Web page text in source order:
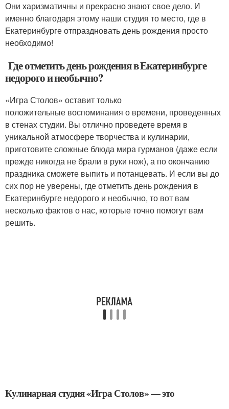
Они харизматичны и прекрасно знают свое дело. И
именно благодаря этому наши студия то место, где в
Екатеринбурге отпраздновать день рождения просто
необходимо!
Где отметить день рождения в Екатеринбурге
недорого и необычно?
«Игра Столов» оставит только
положительные воспоминания о времени, проведенных
в стенах студии. Вы отлично проведете время в
уникальной атмосфере творчества и кулинарии,
приготовите сложные блюда мира гурманов (даже если
прежде никогда не брали в руки нож), а по окончанию
праздника сможете выпить и потанцевать. И если вы до
сих пор не уверены, где отметить день рождения в
Екатеринбурге недорого и необычно, то вот вам
несколько фактов о нас, которые точно помогут вам
решить.
Кулинарная студия «Игра Столов» — это